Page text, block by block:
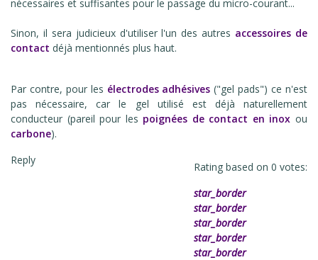
nécessaires et suffisantes pour le passage du micro-courant...
Sinon, il sera judicieux d'utiliser l'un des autres accessoires de
contact déjà mentionnés plus haut.
Par contre, pour les électrodes adhésives ("gel pads") ce n'est
pas nécessaire, car le gel utilisé est déjà naturellement
conducteur (pareil pour les poignées de contact en inox ou
carbone).
Rating based on 0 votes:
star_border
star_border
star_border
star_border
star_border
Reply